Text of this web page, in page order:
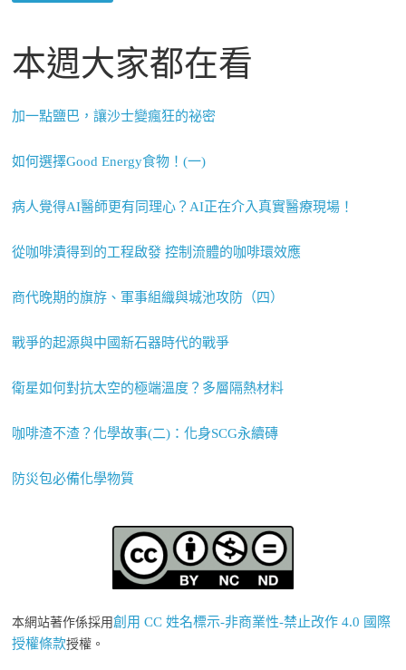
本週大家都在看
加一點鹽巴，讓沙士變瘋狂的祕密
如何選擇Good Energy食物！(一)
病人覺得AI醫師更有同理心？AI正在介入真實醫療現場！
從咖啡漬得到的工程啟發 控制流體的咖啡環效應
商代晚期的旗斿、軍事組織與城池攻防（四）
戰爭的起源與中國新石器時代的戰爭
衛星如何對抗太空的極端溫度？多層隔熱材料
咖啡渣不渣？化學故事(二)：化身SCG永續磚
防災包必備化學物質
本網站著作係採用創用 CC 姓名標示-非商業性-禁止改作 4.0 國際
授權條款授權。